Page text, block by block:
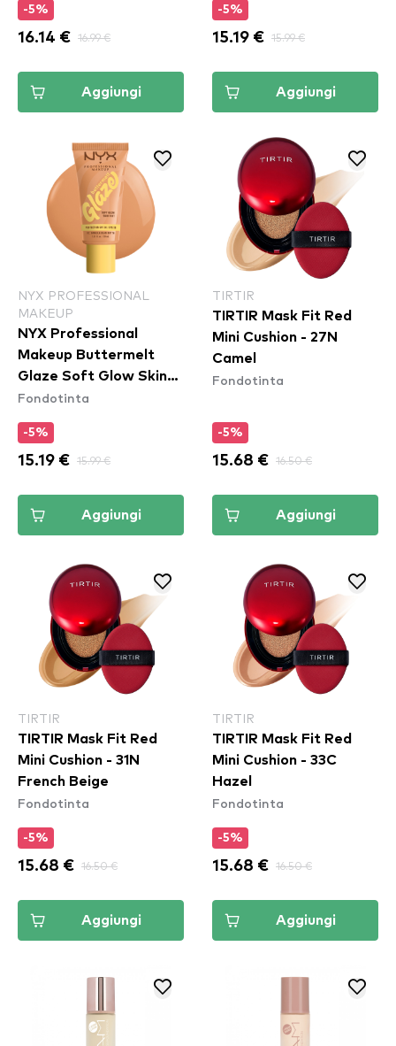
True Beige
-5%
16.14 € 16.99 €
Aggiungi
-5%
15.19 € 15.99 €
Aggiungi
NYX PROFESSIONAL
MAKEUP
NYX Professional
Makeup Buttermelt
Glaze Soft Glow Skin
Tint SPF30 - Vanilla
Fondotinta
-5%
15.19 € 15.99 €
Aggiungi
TIRTIR
TIRTIR Mask Fit Red
Mini Cushion - 27N
Camel
Fondotinta
-5%
15.68 € 16.50 €
Aggiungi
TIRTIR
TIRTIR Mask Fit Red
Mini Cushion - 31N
French Beige
Fondotinta
-5%
15.68 € 16.50 €
Aggiungi
TIRTIR
TIRTIR Mask Fit Red
Mini Cushion - 33C
Hazel
Fondotinta
-5%
15.68 € 16.50 €
Aggiungi